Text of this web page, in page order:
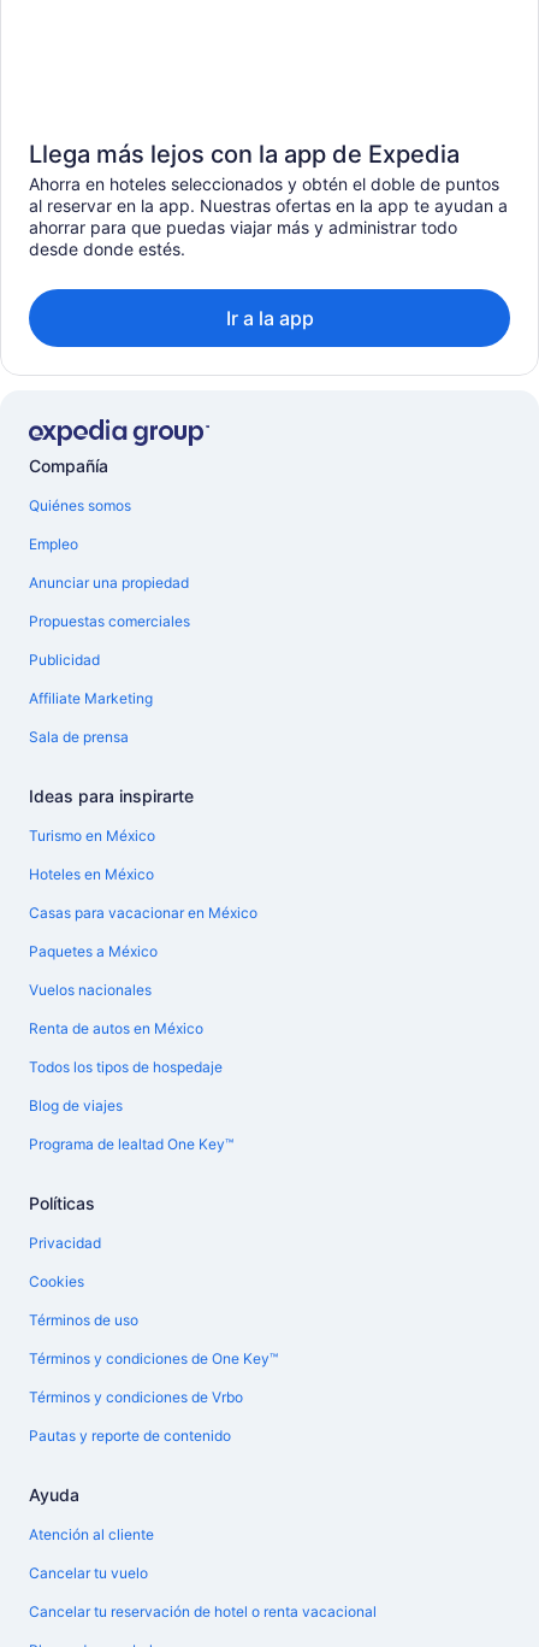
Llega más lejos con la app de Expedia
Ahorra en hoteles seleccionados y obtén el doble de puntos
al reservar en la app. Nuestras ofertas en la app te ayudan a
ahorrar para que puedas viajar más y administrar todo
desde donde estés.
Ir a la app
Compañía
Quiénes somos
Empleo
Anunciar una propiedad
Propuestas comerciales
Publicidad
Affiliate Marketing
Sala de prensa
Ideas para inspirarte
Turismo en México
Hoteles en México
Casas para vacacionar en México
Paquetes a México
Vuelos nacionales
Renta de autos en México
Todos los tipos de hospedaje
Blog de viajes
Programa de lealtad One Key™
Políticas
Privacidad
Cookies
Términos de uso
Términos y condiciones de One Key™
Términos y condiciones de Vrbo
Pautas y reporte de contenido
Ayuda
Atención al cliente
Cancelar tu vuelo
Cancelar tu reservación de hotel o renta vacacional